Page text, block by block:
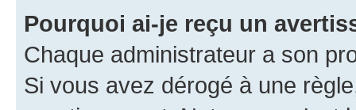
Pourquoi ai-je reçu un
Chaque administrateur a son
Si vous avez dérogé à une